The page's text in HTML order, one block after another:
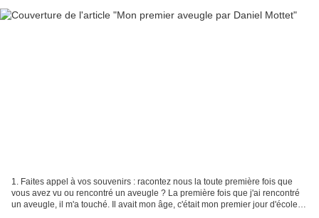
1. Faites appel à vos souvenirs : racontez nous la toute première fois que
vous avez vu ou rencontré un aveugle ? La première fois que j'ai rencontré
un aveugle, il m'a touché. Il avait mon âge, c'était mon premier jour d'école. 2